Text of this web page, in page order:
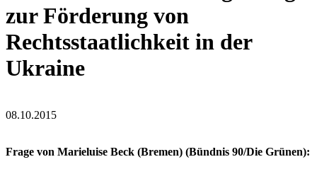
zur Förderung von
Rechtsstaatlichkeit in der
Ukraine
flag_of_ukraine.jpg
08.10.2015
flag_of_ukraine.jpg
Frage von Marieluise Beck (Bremen) (Bündnis 90/Die Grünen):